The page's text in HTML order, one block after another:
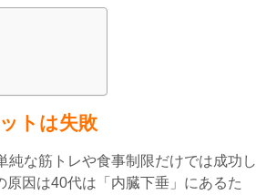
トは失敗
な筋トレや食事制限だけでは成功し
因は40代は「内臓下垂」にあるた